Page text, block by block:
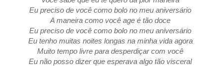
Eu preciso de você como bolo no meu aniversário
A maneira como você age é tão doce
Eu preciso de você como bolo no meu aniversário
Eu tenho muitas noites longas na minha vida agora
Muito tempo livre para desperdiçar com você
Eu não posso dizer que esperava algo tão visceral